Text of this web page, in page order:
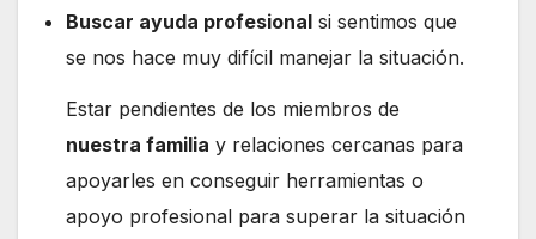
Buscar ayuda profesional si sentimos que
se nos hace muy difícil manejar la situación.
Estar pendientes de los miembros de
nuestra familia y relaciones cercanas para
apoyarles en conseguir herramientas o
apoyo profesional para superar la situación